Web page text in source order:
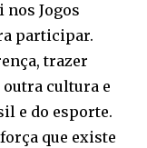
nos Jogos
participar.
trazer
cultura e
e do esporte.
que existe